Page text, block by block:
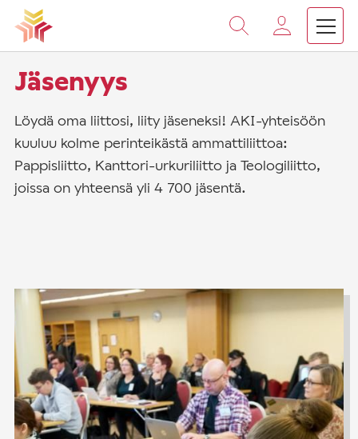
Vieritä
sisältöön
Etusivu
Jäsenyys
Löydä oma liittosi, liity jäseneksi! AKI-yhteisöön
kuuluu kolme perinteikästä ammattiliittoa:
Pappisliitto, Kanttori-urkuriliitto ja Teologiliitto,
joissa on yhteensä yli 4 700 jäsentä.